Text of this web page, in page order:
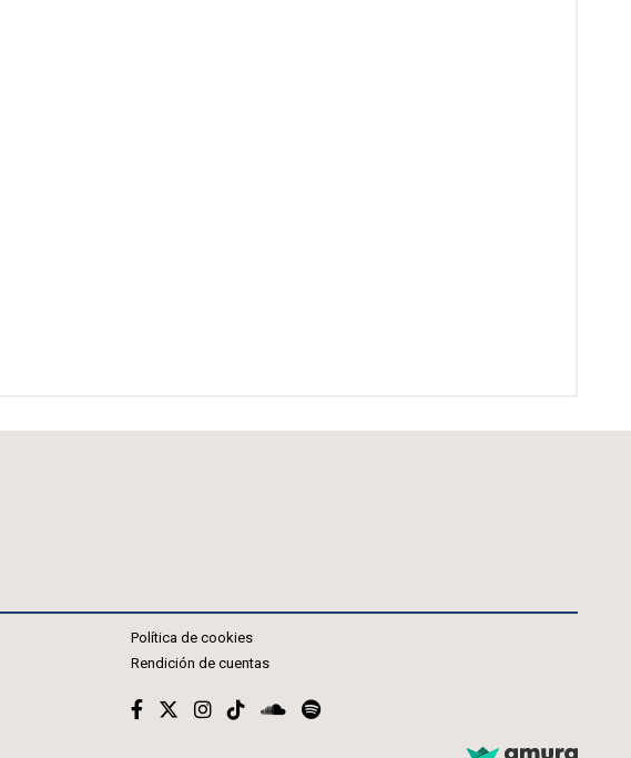
Política de cookies
Rendición de cuentas